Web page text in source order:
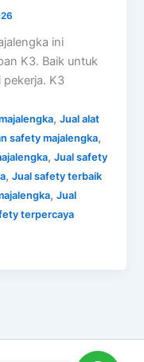
ini
K3. Baik untuk
K3
,Jual alat
safety majalengka,
,Jual safety
,Jual safety terbaik
,Jual
terpercaya